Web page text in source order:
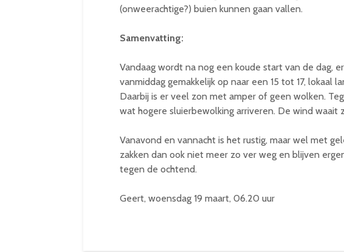
(onweerachtige?) buien kunnen gaan vallen.
Samenvatting:
Vandaag wordt na nog een koude start van de dag,
vanmiddag gemakkelijk op naar een 15 tot 17, lokaal
Daarbij is er veel zon met amper of geen wolken.
wat hogere sluierbewolking arriveren. De wind
Vanavond en vannacht is het rustig, maar wel met
zakken dan ook niet meer zo ver weg en blijven
tegen de ochtend.
Geert, woensdag 19 maart, 06.20 uur